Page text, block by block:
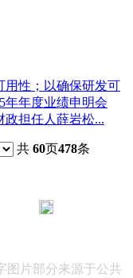
用性；以确保研发可
年年度业绩申明会
政担任人薛岩松...
共 60页478条
图片部分来源于公共